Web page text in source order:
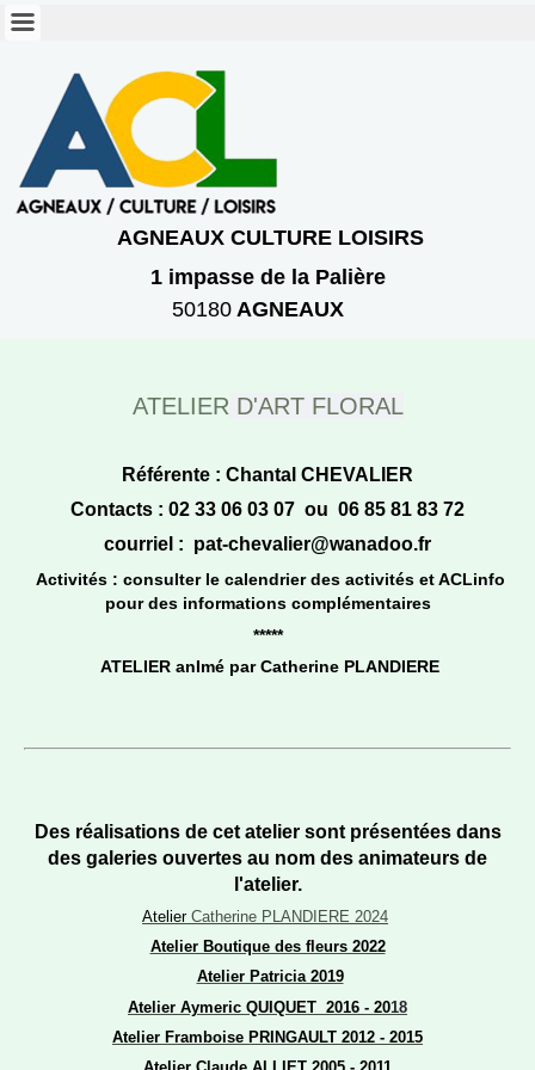
AGNEAUX CULTURE LOISIRS
1 impassede la Palière
50180AGNEAUX
ATELIER D'ART FLORAL
Référente : Chantal CHEVALIER
Contacts : 02 33 06 03 07 ou 06 85 81 83 72
courriel : pat-chevalier@wanadoo.fr
Activités : consulter le calendrier des activités et ACLinfo
pour des informations complémentaires
*****
ATELIER anImé par Catherine PLANDIERE
Des réalisations de cet atelier sont présentées dans
des galeries ouvertes au nom des animateurs de
l'atelier.
AtelierCatherine PLANDIERE 2024
Atelier Boutique des fleurs 2022
Atelier Patricia 2019
Atelier Aymeric QUIQUET 2016 - 2018
Atelier Framboise PRINGAULT 2012 - 2015